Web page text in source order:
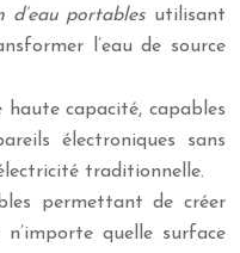
d’eau portables utilisant
l’eau de source
haute capacité, capables
électroniques sans
traditionnelle.
permettant de créer
quelle surface